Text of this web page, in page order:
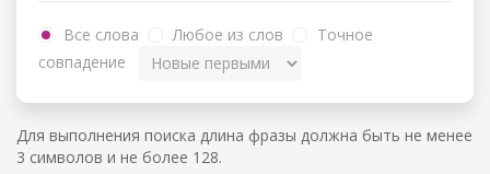
Все слова Любое из слов
Точное
совпадение
Для выполнения поиска длина фразы должна быть не менее
3 символов и не более 128.